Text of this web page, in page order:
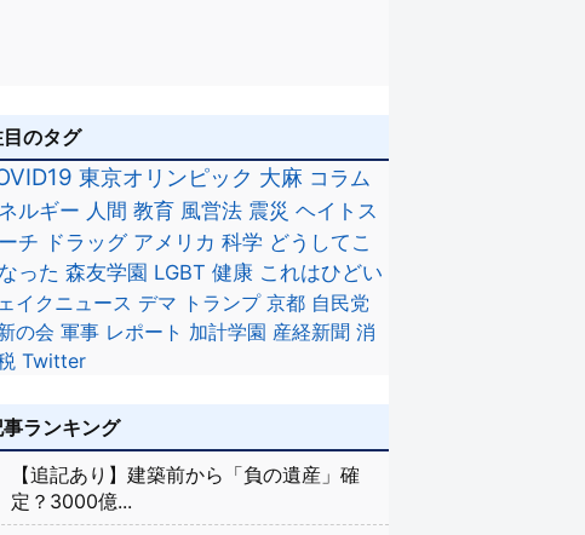
のタグ
東京オリンピック 大麻 コラム
ルギー 人間 教育 風営法 震災 ヘイトス
チ ドラッグ アメリカ 科学 どうしてこ
った 森友学園 LGBT 健康 これはひどい
イクニュース デマ トランプ 京都 自民党
の会 軍事 レポート 加計学園 産経新聞 消
Twitter
ランキング
【追記あり】建築前から「負の遺産」確
定？3000億...